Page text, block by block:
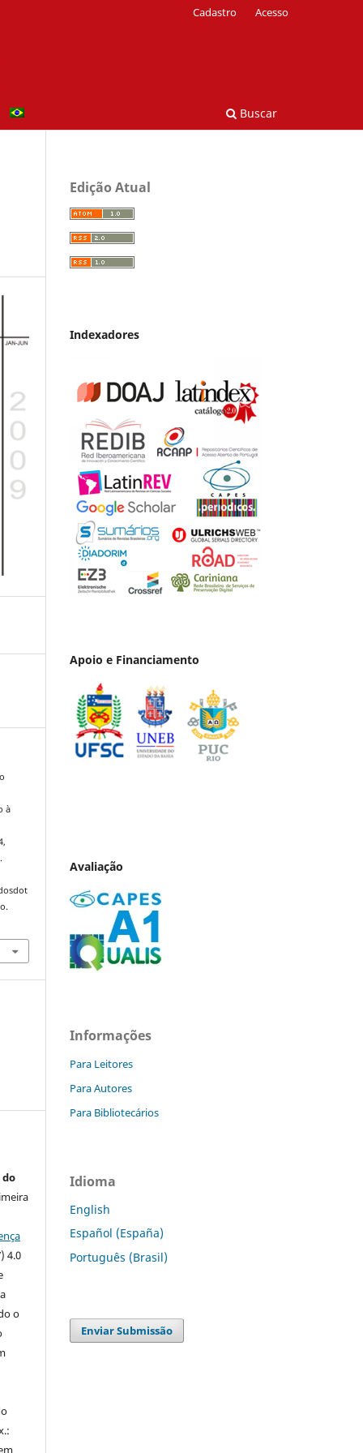
Buscar
Cadastro Acesso
à
do
4.0
o
Edição Atual
Indexadores
Apoio e Financiamento
Avaliação
Informações
Para Leitores
Para Autores
Para Bibliotecários
Idioma
English
Español (España)
Português (Brasil)
Enviar Submissão